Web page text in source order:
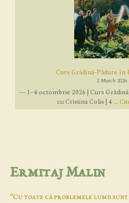
Curs Grădină-Pădure în
2 March 2026
— 1–4 octombrie 2026 | Curs
cu Cristina Colis | 4 ...
Ermitaj Malin
“Cu toate că problemele lumii sunt